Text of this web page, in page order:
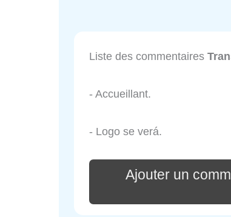
Liste des commentaires
- Accueillant.
- Logo se verá.
Ajouter un